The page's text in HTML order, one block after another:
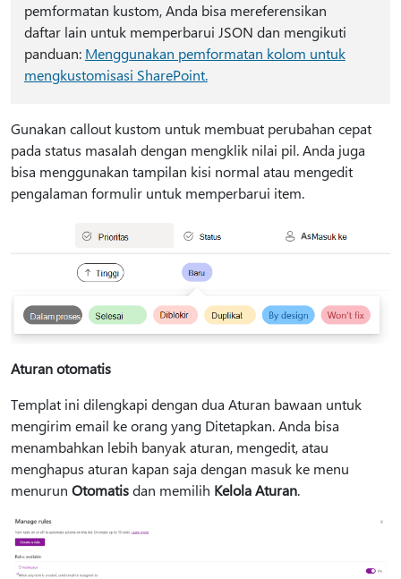
pemformatan kustom, Anda bisa mereferensikan
daftar lain untuk memperbarui JSON dan mengikuti
panduan: Menggunakan pemformatan kolom untuk
mengkustomisasi SharePoint.
Gunakan callout kustom untuk membuat perubahan cepat
pada status masalah dengan mengklik nilai pil. Anda juga
bisa menggunakan tampilan kisi normal atau mengedit
pengalaman formulir untuk memperbarui item.
Aturan otomatis
Templat ini dilengkapi dengan dua Aturan bawaan untuk
mengirim email ke orang yang Ditetapkan. Anda bisa
menambahkan lebih banyak aturan, mengedit, atau
menghapus aturan kapan saja dengan masuk ke menu
menurun Otomatisdan memilih Kelola Aturan.